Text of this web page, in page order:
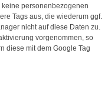
personenbezogenen
Tags aus, die wiederum ggf.
nicht auf diese Daten zu.
vorgenommen, so
diese mit dem Google Tag